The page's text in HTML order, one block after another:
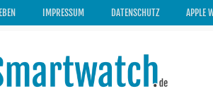
IMPRESSUM DATENSCHUTZ APPLE